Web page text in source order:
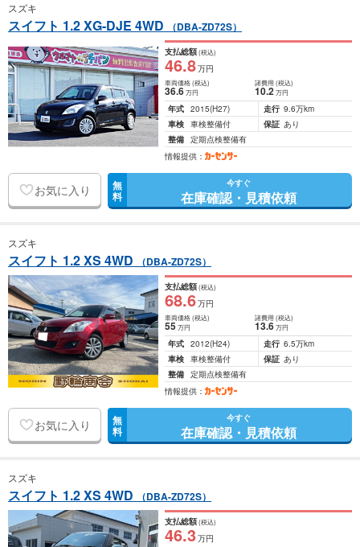
スズキ
スイフト 1.2 XG-DJE 4WD （DBA-ZD72S）
支払総額(税込)
46.8万円
車両価格(税込)
36.6万円
諸費用 (税込)
10.2 万円
年式 2015(H27) 走行 9.6万km
車検 車検整備付 保証 あり
整備 定期点検整備有
情報提供：
お気に入り 無
料
今すぐ
在庫確認・見積依頼
スズキ
スイフト 1.2 XS 4WD （DBA-ZD72S）
支払総額(税込)
68.6万円
車両価格(税込)
55万円
諸費用 (税込)
13.6 万円
年式 2012(H24) 走行 6.5万km
車検 車検整備付 保証 あり
整備 定期点検整備有
情報提供：
お気に入り 無
料
今すぐ
在庫確認・見積依頼
スズキ
スイフト 1.2 XS 4WD （DBA-ZD72S）
支払総額(税込)
46.3万円